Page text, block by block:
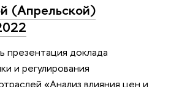
(Апрельской)
презентация доклада
и регулирования
«Анализ влияния цен и